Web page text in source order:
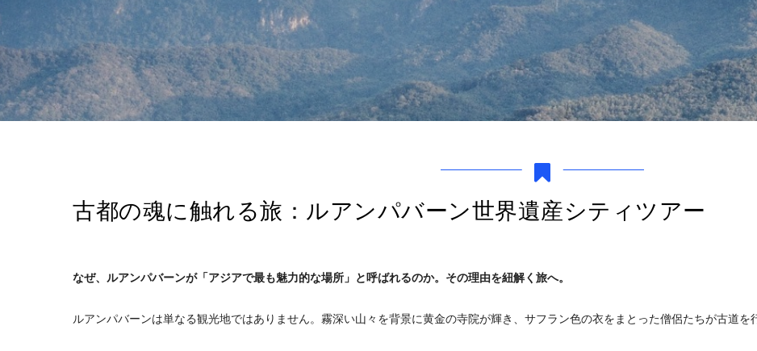
古都の魂に触れる旅：ルアンパバーン世界遺産シティツアー
なぜ、ルアンパバーンが「アジアで最も魅力的な場所」と呼ばれるのか。その理由を紐解く旅へ。
ルアンパバーンは単なる観光地ではありません。霧深い山々を背景に黄金の寺院が輝き、サフラン色の衣をまとった僧侶たちが古道を